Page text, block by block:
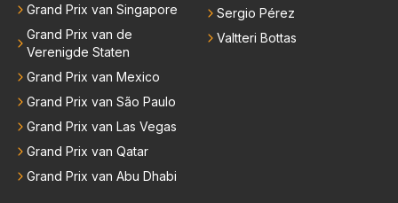
Grand Prix van Singapore
Grand Prix van de
Verenigde Staten
Grand Prix van Mexico
Grand Prix van São Paulo
Grand Prix van Las Vegas
Grand Prix van Qatar
Grand Prix van Abu Dhabi
Sergio Pérez
Valtteri Bottas